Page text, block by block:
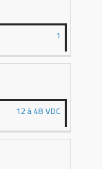
1
12 à 48 VDC